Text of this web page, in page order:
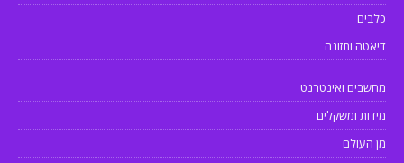
כלבים
דיאטה ותזונה
מחשבים ואינטרנט
מידות ומשקלים
מן העולם